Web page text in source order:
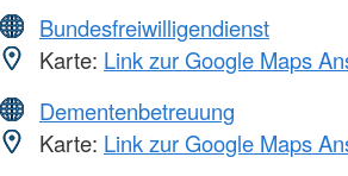
Bundesfreiwilligendienst
Karte: Link zur Google Maps
Dementenbetreuung
Karte: Link zur Google Maps